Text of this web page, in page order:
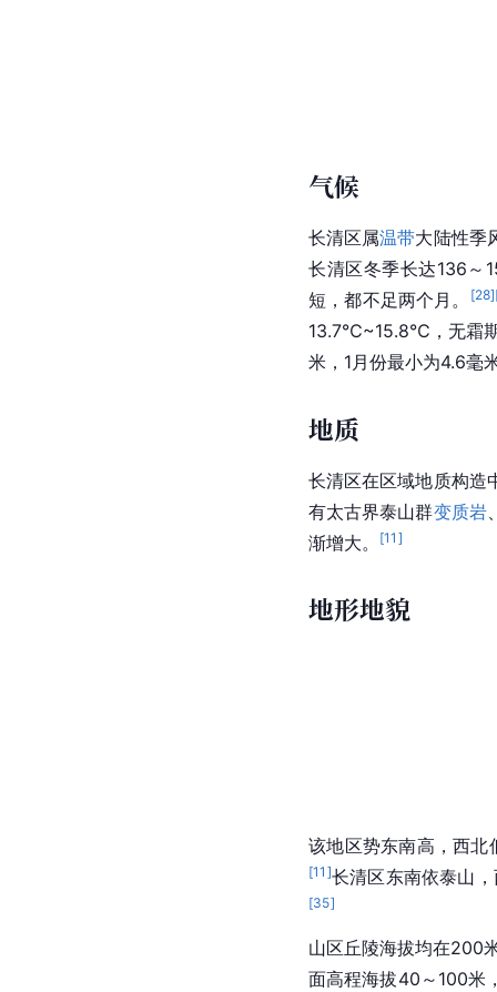
气候
长清区属温带大陆性季
长清区冬季长达136～
短，都不足两个月。
[28]
13.7℃~15.8℃，无霜
米，1月份最小为4.6毫
地质
长清区在区域地质构造
有太古界泰山群变质岩
渐增大。
[11 ]
地形地貌
该地区势东南高，西北
[11 ]长清区东南依泰山
[35]
山区丘陵海拔均在200
面高程海拔40～100米